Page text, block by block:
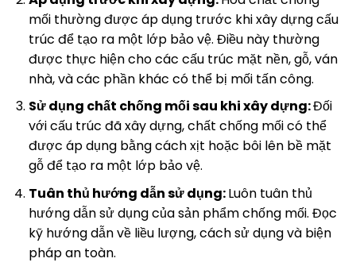
mối thường được áp dụng trước khi xây dựng cấu
trúc để tạo ra một lớp bảo vệ. Điều này thường
được thực hiện cho các cấu trúc mặt nền, gỗ, ván
nhà, và các phần khác có thể bị mối tấn công.
Sử dụng chất chống mối sau khi xây dựng:Đối
với cấu trúc đã xây dựng, chất chống mối có thể
được áp dụng bằng cách xịt hoặc bôi lên bề mặt
gỗ để tạo ra một lớp bảo vệ.
Tuân thủ hướng dẫn sử dụng:Luôn tuân thủ
hướng dẫn sử dụng của sản phẩm chống mối. Đọc
kỹ hướng dẫn về liều lượng, cách sử dụng và biện
pháp an toàn.